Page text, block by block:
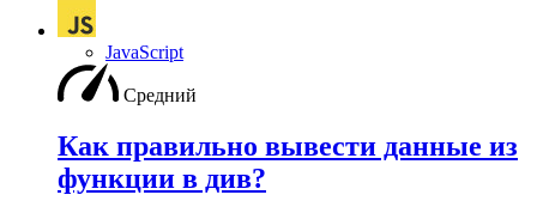
JavaScript
Средний
Как правильно вывести данные из
функции в див?